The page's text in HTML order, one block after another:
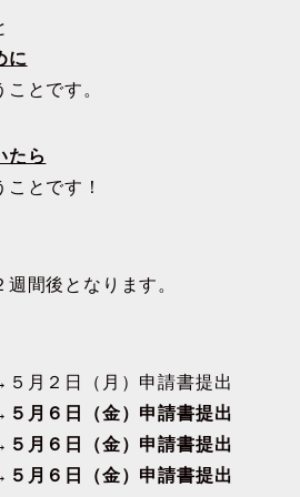
に
ことです。
たら
ことです！
間後となります。
月２日（月）申請書提出
５月６日（金）申請書提出
５月６日（金）申請書提出
５月６日（金）申請書提出